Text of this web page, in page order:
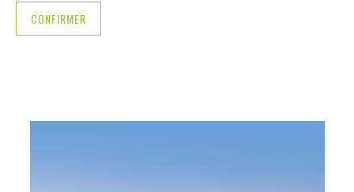
CONFIRMER